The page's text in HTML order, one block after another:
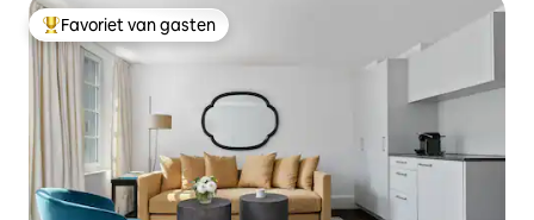
Topfavoriet van gasten
Favoriet van gasten